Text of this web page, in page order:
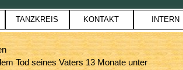
▼
TANZKREIS ▼
KONTAKT INTERN
Tod seines Vaters 13 Monate unter